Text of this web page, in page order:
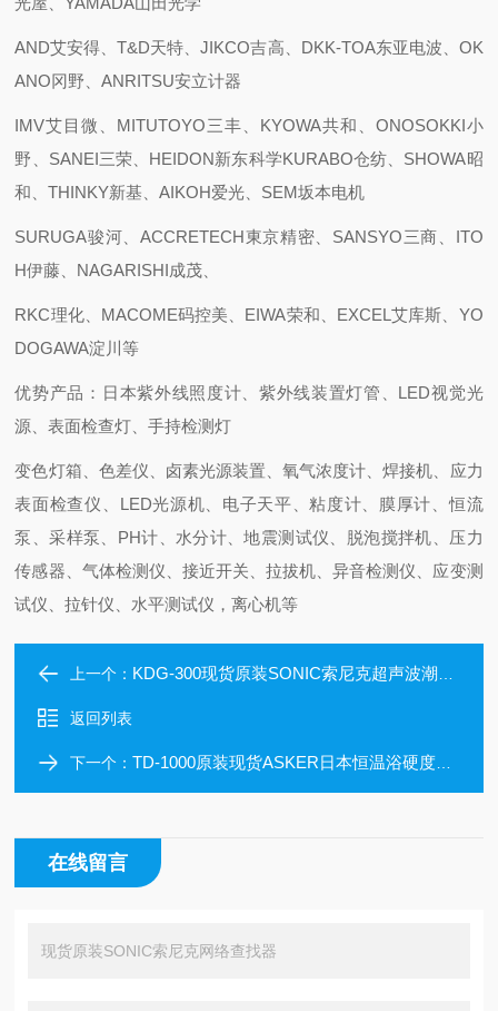
AND艾安得、T&D天特、JIKCO吉高、DKK-TOA东亚电波、OK
ANO冈野、ANRITSU安立计器
IMV艾目微、MITUTOYO三丰、KYOWA共和、ONOSOKKI小
野、SANEI三荣、HEIDON新东科学KURABO仓纺、SHOWA昭
和、THINKY新基、AIKOH爱光、SEM坂本电机
SURUGA骏河、ACCRETECH東京精密、SANSYO三商、ITO
H伊藤、NAGARISHI成茂、
RKC理化、MACOME码控美、EIWA荣和、EXCEL艾库斯、YO
DOGAWA淀川等
优势产品：日本紫外线照度计、紫外线装置灯管、LED视觉光
源、表面检查灯、手持检测灯
变色灯箱、色差仪、卤素光源装置、氧气浓度计、焊接机、应力
表面检查仪、LED光源机、电子天平、粘度计、膜厚计、恒流
泵、采样泵、PH计、水分计、地震测试仪、脱泡搅拌机、压力
传感器、气体检测仪、接近开关、拉拔机、异音检测仪、应变测
试仪、拉针仪、水平测试仪，离心机等
上一个： KDG-300现货原装SONIC索尼克超声波潮汐流速仪
返回列表
下一个：TD-1000原装现货ASKER日本恒温浴硬度测量系统
在线留言